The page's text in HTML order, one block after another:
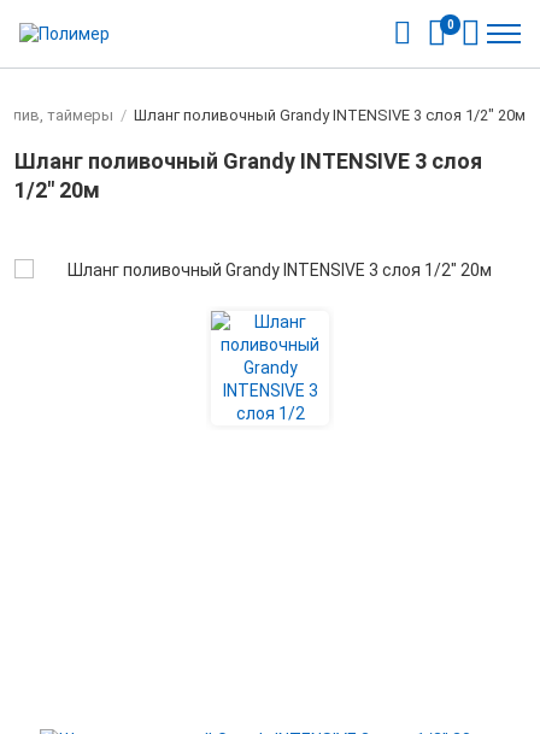
0
таймеры / Шланг поливочный Grandy INTENSIVE 3 слоя 1/2" 20м
Шланг поливочный Grandy INTENSIVE 3 слоя
1/2" 20м